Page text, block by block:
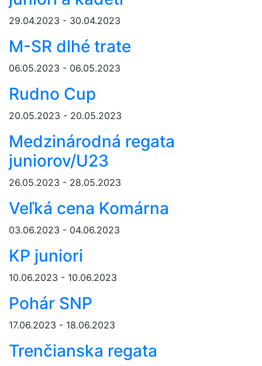
29.04.2023 - 30.04.2023
M-SR dlhé trate
06.05.2023 - 06.05.2023
Rudno Cup
20.05.2023 - 20.05.2023
Medzinárodná regata
juniorov/U23
26.05.2023 - 28.05.2023
Veľká cena Komárna
03.06.2023 - 04.06.2023
KP juniori
10.06.2023 - 10.06.2023
Pohár SNP
17.06.2023 - 18.06.2023
Trenčianska regata